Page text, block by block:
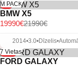
-9%
M PACK
BMW X5
21990€
19990€
2014•3.0•Dīzelis•
-14%
7 Vietas
FORD GALAXY